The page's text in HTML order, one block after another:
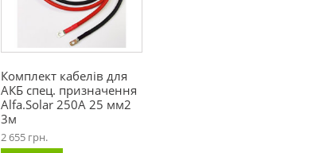
Комплект кабелів для
АКБ спец. призначення
Alfa.Solar 250А 25 мм2
3м
2 655 грн.